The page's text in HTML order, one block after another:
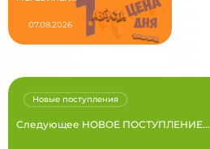
07.08.2026
Следующее НОВОЕ ПОСТУПЛЕНИЕ...
Новые поступления